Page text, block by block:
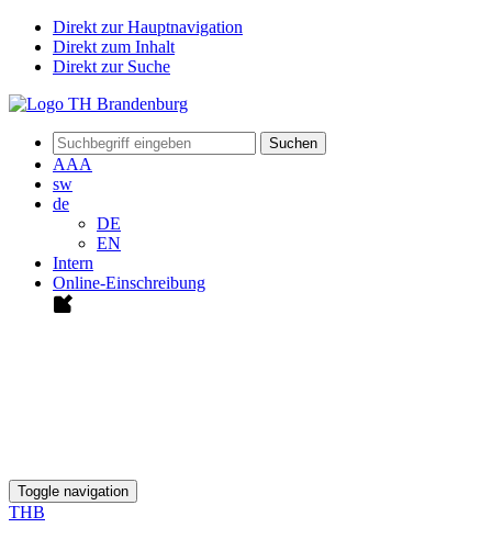
Direkt zur Hauptnavigation
Direkt zum Inhalt
Direkt zur Suche
Suchen
AAA
sw
de
DE
EN
Intern
Online-Einschreibung
Toggle navigation
THB